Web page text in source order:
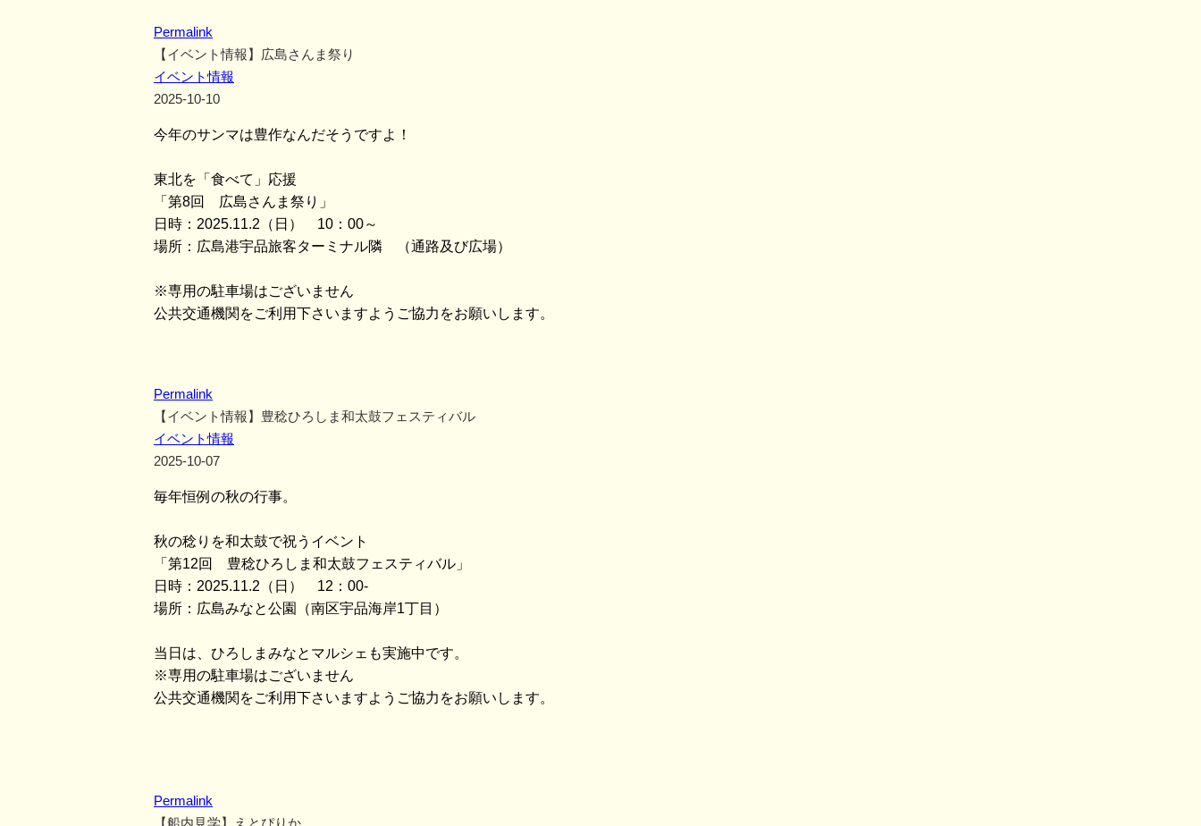
Permalink
【イベント情報】広島さんま祭り
イベント情報
2025-10-10
今年のサンマは豊作なんだそうですよ！
東北を「食べて」応援
「第8回 広島さんま祭り」
日時：2025.11.2（日） 10：00～
場所：広島港宇品旅客ターミナル隣 （通路及び広場）
※専用の駐車場はございません
公共交通機関をご利用下さいますようご協力をお願いします。
Permalink
【イベント情報】豊稔ひろしま和太鼓フェスティバル
イベント情報
2025-10-07
毎年恒例の秋の行事。
秋の稔りを和太鼓で祝うイベント
「第12回 豊稔ひろしま和太鼓フェスティバル」
日時：2025.11.2（日） 12：00-
場所：広島みなと公園（南区宇品海岸1丁目）
当日は、ひろしまみなとマルシェも実施中です。
※専用の駐車場はございません
公共交通機関をご利用下さいますようご協力をお願いします。
Permalink